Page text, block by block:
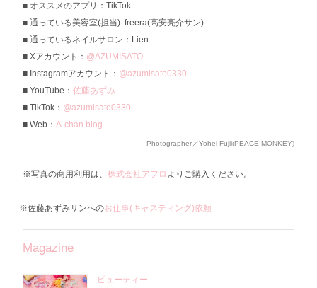
オススメのアプリ：TikTok
通っている美容室(担当): freera(高安亮介サン)
通っているネイルサロン：Lien
Xアカウント： @AZUMISATO
Instagramアカウント： @azumisato0330
YouTube： 佐藤あずみ
TikTok： @azumisato0330
Web： A-chan blog
Photographer／Yohei Fujii(PEACE MONKEY)
※写真の商用利用は、 株式会社アフロ よりご購入ください。
※佐藤あずみサンへのお仕事(キャスティング)依頼
Magazine
ビューティー